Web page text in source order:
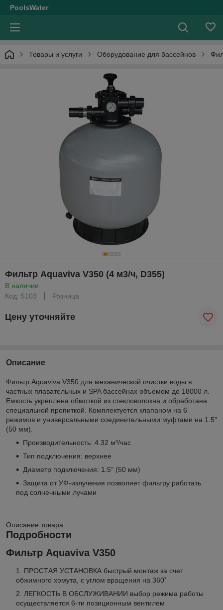
PoolsWater
Товары и услуги Оборудование для бассейнов
Фильтр Aquaviva V350 (4 м3/ч, D355)
В наличии
Код: 5103
Розница
Цену уточняйте
Описание
Фильтр Aquaviva V350 для механической очистки воды в
частных плавательных и SPA бассейнах объемом до 18000 л.
Емкость укреплена обмоткой из стекловолокна и обработана
специальной пропиткой. Комплектуется клапаном на 6
режимов и универсальными соединительными муфтами на 1.5"
(50 мм).
Производительность: 4.32 м³/час
Тип подключения: верхнее
Диаметр подключения: 1.5" (50 мм)
Защита от УФ-излучения позволяет фильтру работать
под солнечными лучами
Описание товара
Подробности
Фильтр Aquaviva V350
ПРОСТАЯ УСТАНОВКА быстрый монтаж за счет
обжимного хомута, с углом вращения на 360˚
ЛЕГКОСТЬ В ОБСЛУЖИВАНИИ выбор режима работы
осуществляется 6-ти позиционным вентилем